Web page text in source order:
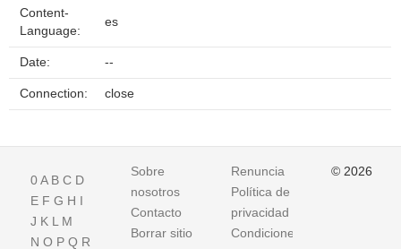
Content-
Language:
es
Date: --
Connection: close
0A B C D
E F G H I
J K L M
N O P Q R
Sobre
nosotros
Contacto
Borrar sitio
Renuncia
Política de
privacidad
Condiciones
© 2026